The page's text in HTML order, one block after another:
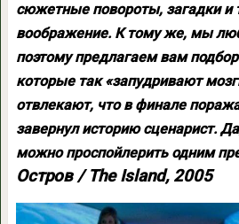
сюжетные повороты, загадки и
воображение. К тому же, мы
поэтому предлагаем вам
которые так «запудривают
отвлекают, что в финале
завернул историю сценарист.
можно проспойлерить одним
Остров / The Island, 2005